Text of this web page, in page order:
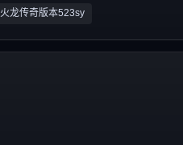
火龙传奇版本523sy